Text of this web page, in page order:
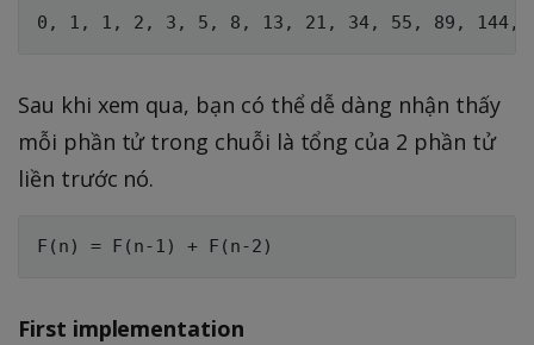
Sau khi xem qua, bạn có thể dễ dàng nhận thấy
mỗi phần tử trong chuỗi là tổng của 2 phần tử
liền trước nó.
First implementation